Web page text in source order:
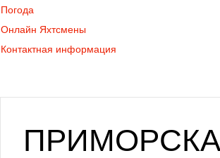
Погода
Онлайн Яхтсмены
Контактная информация